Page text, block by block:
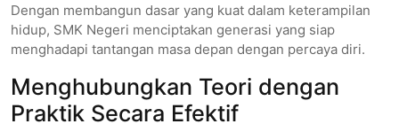
Dengan membangun dasar yang kuat dalam keterampilan
hidup, SMK Negeri menciptakan generasi yang siap
menghadapi tantangan masa depan dengan percaya diri.
Menghubungkan Teori dengan
Praktik Secara Efektif